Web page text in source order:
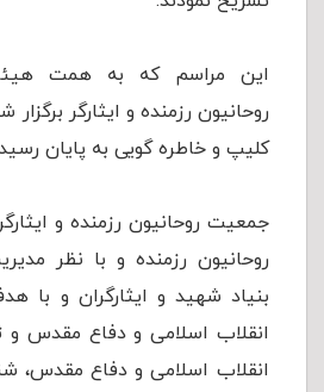
این مراسم که به همت
روحانیون رزمنده و ایثارگر
كلیپ و خاطره گویی به پایان
جمعیت روحانیون رزمنده و
روحانیون رزمنده و با نظر
بنیاد شهید و ایثارگران و با
انقلاب اسلامی و دفاع مقدس
انقلاب اسلامی و دفاع مقدس،